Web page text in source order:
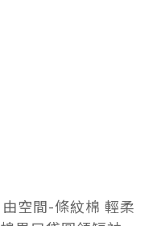
由空間-條紋棉 輕柔